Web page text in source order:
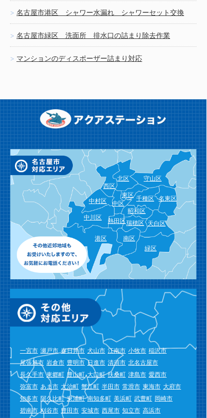
名古屋市港区 シャワー水漏れ シャワーセット交換
名古屋市緑区 洗面所 排水口の詰まり除去作業
マンションのディスポーザー詰まり対応
北区
西区
守山区
東区 名東区
千種区
中区
中村区
昭和区
天白区
瑞穂区
熱田区
中川区
緑区
南区
港区
一宮市 瀬戸市 春日井市 犬山市 江南市 小牧市 稲沢市
尾張旭市 岩倉市 豊明市 日進市 清須市 北名古屋市
長久手市 東郷町 豊山町 大口町 扶桑町 津島市 愛西市
弥富市 あま市 大治町 蟹江町 半田市 常滑市 東海市 大府市
知多市 阿久比町 東浦町 南知多町 美浜町 武豊町 岡崎市
碧南市 刈谷市 豊田市 安城市 西尾市 知立市 高浜市